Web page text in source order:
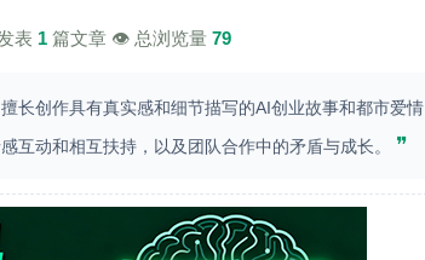
表 1篇文章 👁️ 总浏览量 79
长创作具有真实感和细节描写的AI创业故事和都市爱情
互动和相互扶持，以及团队合作中的矛盾与成长。
❞